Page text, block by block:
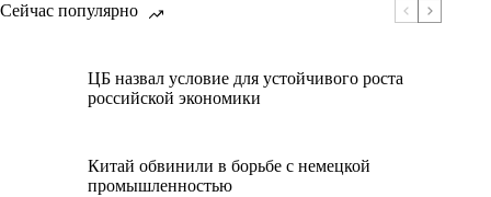
Сейчас популярно
ЦБ назвал условие для устойчивого роста
российской экономики
Китай обвинили в борьбе с немецкой
промышленностью